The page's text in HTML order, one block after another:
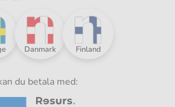
Nazar
-
Danmark
Nazar
-
Finland
du betala med: